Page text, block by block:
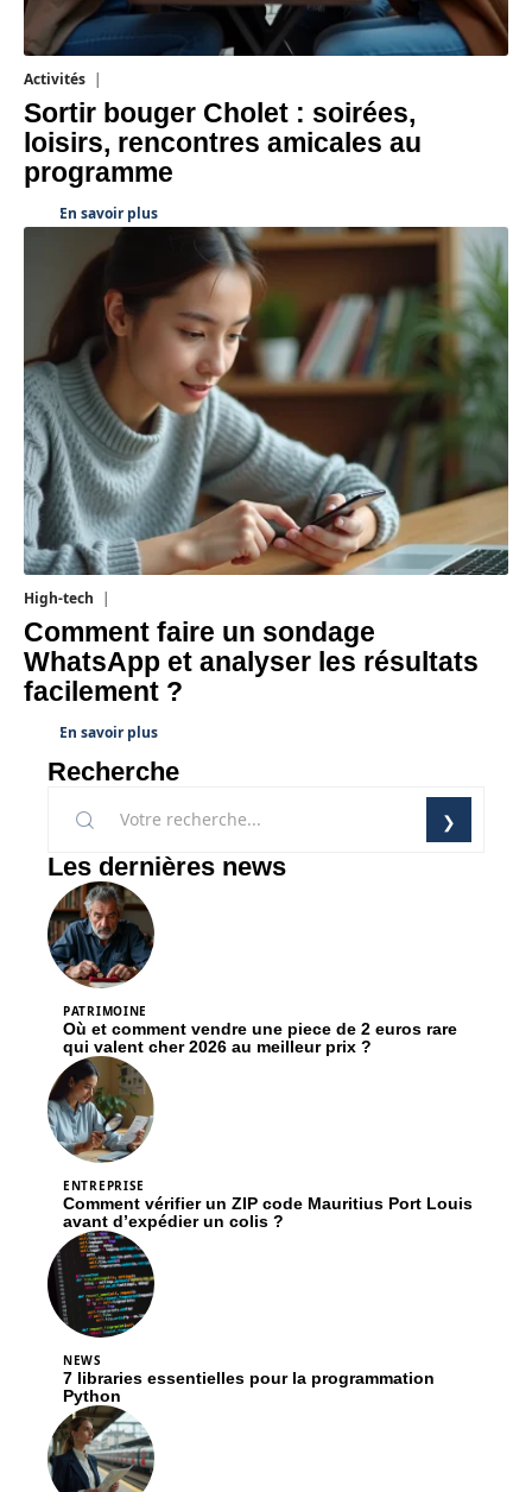
Activités
Sortir bouger Cholet : soirées,
loisirs, rencontres amicales au
programme
En savoir plus
High-tech
Comment faire un sondage
WhatsApp et analyser les résultats
facilement ?
En savoir plus
Recherche
Les dernières news
PATRIMOINE
Où et comment vendre une piece de 2 euros rare
qui valent cher 2026 au meilleur prix ?
ENTREPRISE
Comment vérifier un ZIP code Mauritius Port Louis
avant d’expédier un colis ?
NEWS
7 libraries essentielles pour la programmation
Python